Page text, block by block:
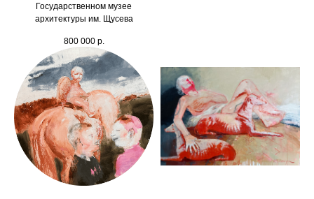
Государственном музее
архитектуры им. Щусева
800 000 р.